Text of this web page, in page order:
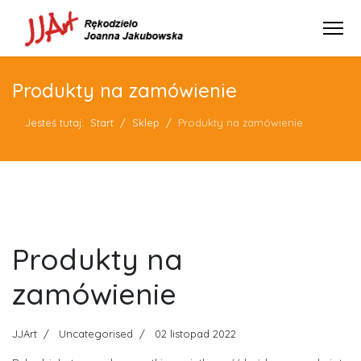
Produkty na zamówienie
Jesteś tutaj: Start Sklep Produkty na zamówienie
Produkty na
zamówienie
JJArt Uncategorised 02 listopad 2022